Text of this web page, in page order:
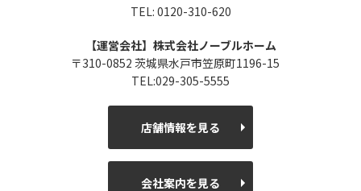
TEL: 0120-310-620
【運営会社】株式会社ノーブルホーム
〒310-0852 茨城県水戸市笠原町1196-15
TEL:029-305-5555
店舗情報を見る
会社案内を見る